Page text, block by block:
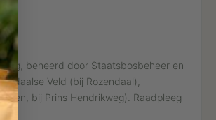
beheerd door Staatsbosbeheer en
Veld (bij Rozendaal),
bij Prins Hendrikweg). Raadpleeg